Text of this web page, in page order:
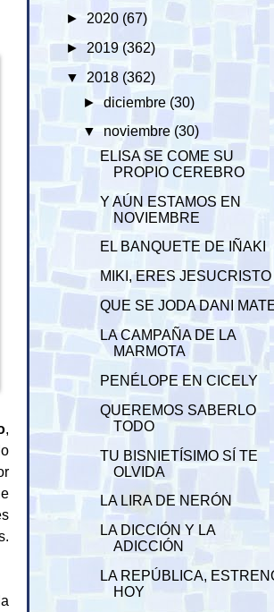
,
► 2020 (67)
►2019 (362)
▼ 2018 (362)
►diciembre (30)
▼ noviembre (30)
ELISA SE COME SU
PROPIO CEREBRO
Y AÚN ESTAMOS EN
NOVIEMBRE
EL BANQUETE DE IÑAKI
MIKI, ERES JESUCRISTO
QUE SE JODA DANI
LA CAMPAÑA DE LA
MARMOTA
PENÉLOPE EN CICELY
QUEREMOS SABERLO
TODO
TU BISNIETÍSIMO SÍ TE
OLVIDA
LA LIRA DE NERÓN
LA DICCIÓN Y LA
ADICCIÓN
LA REPÚBLICA,
HOY